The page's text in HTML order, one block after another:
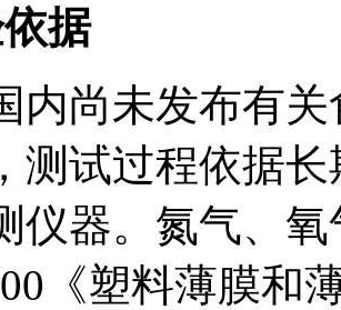
据
内尚未发布有
测试过程依据
仪器。氮气、
《塑料薄膜和